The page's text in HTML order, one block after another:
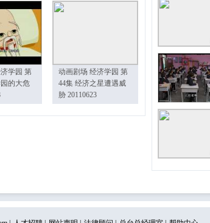
学园 第
的大危
动画剧场 经济学园 第
44集 经济之星遭遇威
胁 20110623